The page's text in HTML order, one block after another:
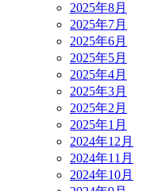
2025年8月
2025年7月
2025年6月
2025年5月
2025年4月
2025年3月
2025年2月
2025年1月
2024年12月
2024年11月
2024年10月